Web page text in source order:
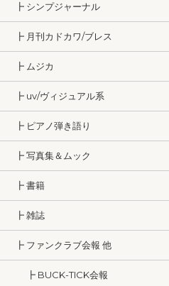
┣ シンプジャーナル
┣ 月刊カドカワ/ブレス
┣ ムジカ
┣ uv/ヴィジュアル系
┣ ピアノ弾き語り
┣ 写真集＆ムック
┣ 書籍
┣ 雑誌
┣ ファンクラブ会報 他
┣ BUCK-TICK会報